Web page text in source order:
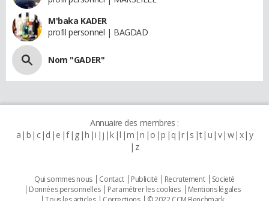
M'baka KADER
profil personnel | BAGDAD
Nom "GADER"
Annuaire des membres :
a b c d e f g h i j k l m n o p q r s t u v w x y
z
Qui sommes nous Contact Publicité Recrutement
Societé
Données personnelles
Paramétrer les cookies
Mentions légales